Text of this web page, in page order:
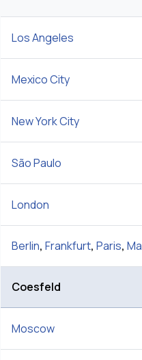
Los Angeles
Mexico City
New York City
São Paulo
London
Berlin, Frankfurt, Paris,
Coesfeld
Moscow